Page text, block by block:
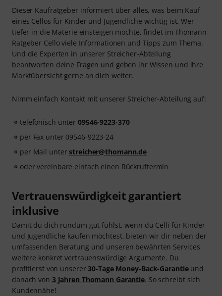
Dieser Kaufratgeber informiert über alles, was beim Kauf
eines Cellos für Kinder und Jugendliche wichtig ist. Wer
tiefer in die Materie einsteigen möchte, findet im Thomann
Ratgeber Cello viele Informationen und Tipps zum Thema.
Und die Experten in unserer Streicher-Abteilung
beantworten deine Fragen und geben ihr Wissen und ihre
Marktübersicht gerne an dich weiter.
Nimm einfach Kontakt mit unserer Streicher-Abteilung auf:
telefonisch unter09546-9223-370
per Fax unter 09546-9223-24
per Mail unterstreicher@thomann.de
oder vereinbare einfach einen Rückruftermin
Vertrauenswürdigkeit garantiert
inklusive
Damit du dich rundum gut fühlst, wenn du Celli für Kinder
und Jugendliche kaufen möchtest, bieten wir dir neben der
umfassenden Beratung und unseren bewährten Services
weitere konkret vertrauenswürdige Argumente. Du
profitierst von unserer30-Tage Money-Back-Garantieund
danach von 3 Jahren Thomann Garantie. So schreibt sich
Kundennähe!